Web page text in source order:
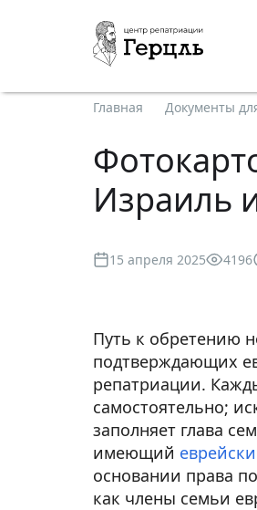
Главная Документы
Израиль
15 апреля 2025 4196
Путь к обретению
подтверждающих
репатриации.
самостоятельно;
заполняет глава
имеющий
основании права
как члены семьи